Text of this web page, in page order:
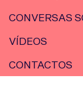
CONVERSAS
VÍDEOS
CONTACTOS